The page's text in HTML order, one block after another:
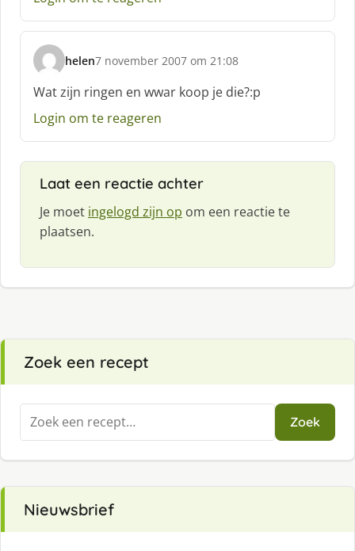
helen
s
c
h
r
7 november 2007 om 21:08
Wat zijn ringen en wwar koop je die?:p
Login om te reageren
Laat een reactie achter
Je moet ingelogd zijn op om een reactie te
plaatsen.
Zoek een recept
Zoeken
naar:
Zoek
Nieuwsbrief